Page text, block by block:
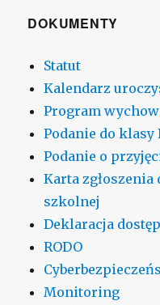
DOKUMENTY
Statut
Kalendarz
Program
Podanie do klasy
Podanie o
Karta
szkolnej
Deklaracja
RODO
Monitoring